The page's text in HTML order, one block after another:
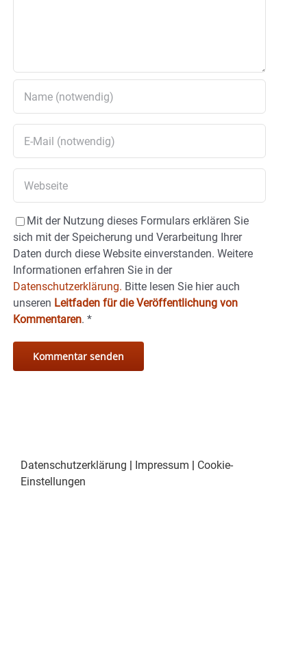
Mit der Nutzung dieses Formulars erklären Sie
sich mit der Speicherung und Verarbeitung Ihrer
Daten durch diese Website einverstanden. Weitere
Informationen erfahren Sie in der
Datenschutzerklärung. Bitte lesen Sie hier auch
unseren Leitfaden für die Veröffentlichung von
Kommentaren. *
Datenschutzerklärung Impressum
Cookie-
Einstellungen